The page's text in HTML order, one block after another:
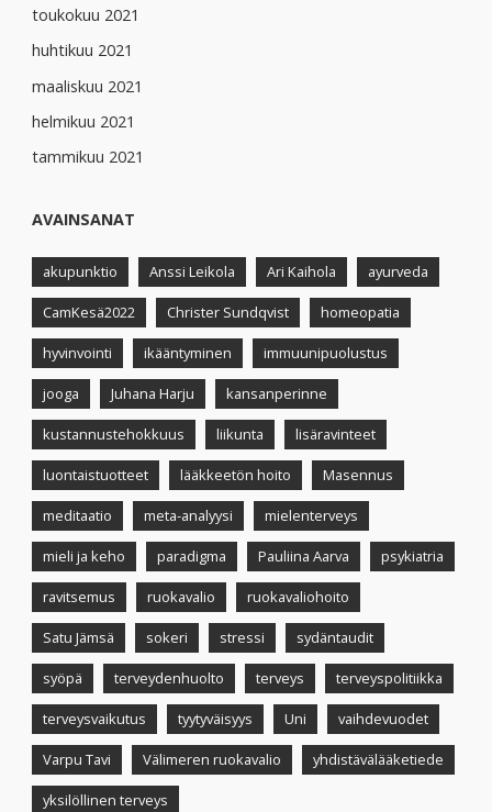
toukokuu 2021
huhtikuu 2021
maaliskuu 2021
helmikuu 2021
tammikuu 2021
AVAINSANAT
akupunktio Anssi Leikola Ari Kaihola ayurveda
CamKesä2022 Christer Sundqvist homeopatia
hyvinvointi ikääntyminen immuunipuolustus
jooga Juhana Harju kansanperinne
kustannustehokkuus liikunta lisäravinteet
luontaistuotteet lääkkeetön hoito Masennus
meditaatio meta-analyysi mielenterveys
mieli ja keho paradigma Pauliina Aarva psykiatria
ravitsemus ruokavalio ruokavaliohoito
Satu Jämsä sokeri stressi sydäntaudit
syöpä terveydenhuolto terveys terveyspolitiikka
terveysvaikutus tyytyväisyys Uni vaihdevuodet
Varpu Tavi Välimeren ruokavalio yhdistävälääketiede
yksilöllinen terveys